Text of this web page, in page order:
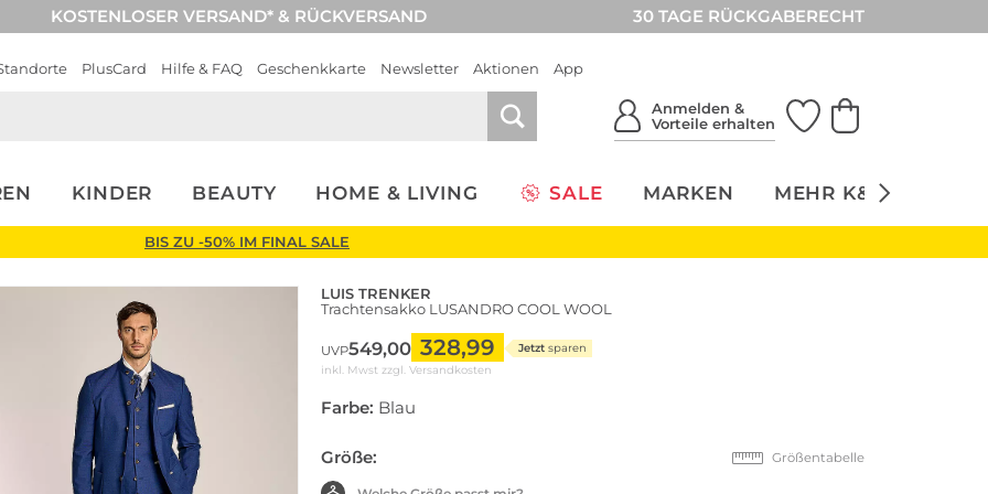
KOSTENLOSER VERSAND* & RÜCKVERSAND 30 TAGE RÜCKGABERECHT
PlusCard Hilfe & FAQ Geschenkkarte Newsletter Aktionen App
Anmelden &
Vorteile erhalten
KINDER BEAUTY HOME & LIVING SALE MARKEN MEHR K&Ö
BIS ZU -50% IM FINAL SALE
LUIS TRENKER
Trachtensakko LUSANDRO COOL WOOL
UVP549,00 328,99 Jetzt sparen
inkl. Mwst zzgl. Versandkosten
Farbe: Blau
Größe: Größentabelle